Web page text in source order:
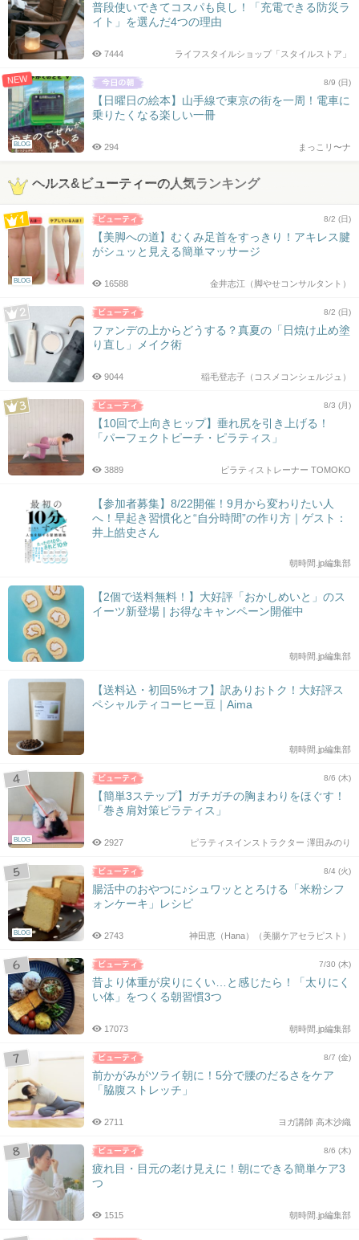
普段使いできてコスパも良し！「充電できる防災ラ
イト」を選んだ4つの理由
ライフスタイルショップ「スタイルストア」
7444
NEW
BLOG
8/9 (日)
【日曜日の絵本】山手線で東京の街を一周！電車に
乗りたくなる楽しい一冊
まっこリ〜ナ
294
ヘルス&ビューティーの人気ランキング
BLOG
8/2 (日)
【美脚への道】むくみ足首をすっきり！アキレス腱
がシュッと見える簡単マッサージ
金井志江（脚やせコンサルタント）
16588
8/2 (日)
ファンデの上からどうする？真夏の「日焼け止め塗
り直し」メイク術
稲毛登志子（コスメコンシェルジュ）
9044
8/3 (月)
【10回で上向きヒップ】垂れ尻を引き上げる！
「パーフェクトピーチ・ピラティス」
ピラティストレーナー TOMOKO
3889
【参加者募集】8/22開催！9月から変わりたい人
へ！早起き習慣化と“自分時間”の作り方｜ゲスト：
井上皓史さん
朝時間.jp編集部
【2個で送料無料！】大好評「おかしめいと」のス
イーツ新登場 | お得なキャンペーン開催中
朝時間.jp編集部
【送料込・初回5%オフ】訳ありおトク！大好評ス
ペシャルティコーヒー豆｜Aima
朝時間.jp編集部
BLOG
8/6 (木)
【簡単3ステップ】ガチガチの胸まわりをほぐす！
「巻き肩対策ピラティス」
ピラティスインストラクター 澤田みのり
2927
BLOG
8/4 (火)
腸活中のおやつに♪シュワッととろける「米粉シフ
ォンケーキ」レシピ
神田恵（Hana）（美腸ケアセラピスト）
2743
7/30 (木)
昔より体重が戻りにくい…と感じたら！「太りにく
い体」をつくる朝習慣3つ
朝時間.jp編集部
17073
8/7 (金)
前かがみがツライ朝に！5分で腰のだるさをケア
「脇腹ストレッチ」
ヨガ講師 高木沙織
2711
8/6 (木)
疲れ目・目元の老け見えに！朝にできる簡単ケア3
つ
朝時間.jp編集部
1515